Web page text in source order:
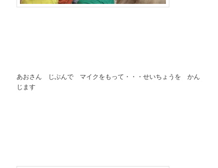
あおさん じぶんで マイクをもって・・・せいちょうを かん
じます